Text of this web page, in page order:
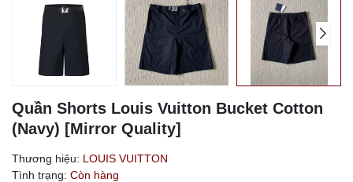
Quần Shorts Louis Vuitton Bucket Cotton
(Navy) [Mirror Quality]
Thương hiệu: LOUIS VUITTON
Tình trạng: Còn hàng